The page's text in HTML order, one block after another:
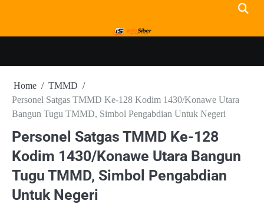
content
Home
TMMD
Personel Satgas TMMD Ke-128 Kodim 1430/Konawe Utara
Bangun Tugu TMMD, Simbol Pengabdian Untuk Negeri
Personel Satgas TMMD Ke-128
Kodim 1430/Konawe Utara Bangun
Tugu TMMD, Simbol Pengabdian
Untuk Negeri